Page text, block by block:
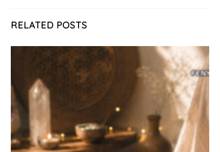
RELATED POSTS